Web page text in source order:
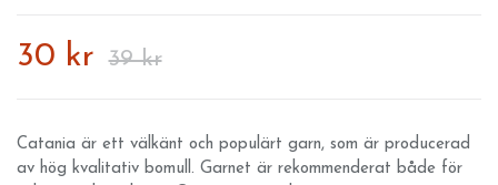
30 kr 39 kr
Catania är ett välkänt och populärt garn, som är producerad
av hög kvalitativ bomull. Garnet är rekommenderat både för